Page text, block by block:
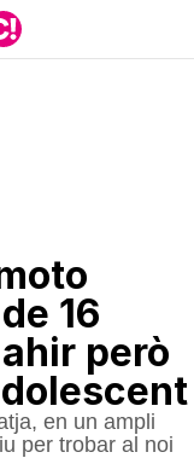
16
però
en un ampli
per trobar al noi